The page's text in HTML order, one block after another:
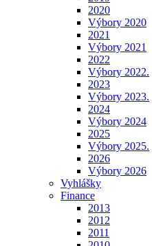
2020
Výbory 2020
2021
Výbory 2021
2022
Výbory 2022.
2023
Výbory 2023.
2024
Výbory 2024
2025
Výbory 2025.
2026
Výbory 2026
Vyhlášky
Finance
2013
2012
2011